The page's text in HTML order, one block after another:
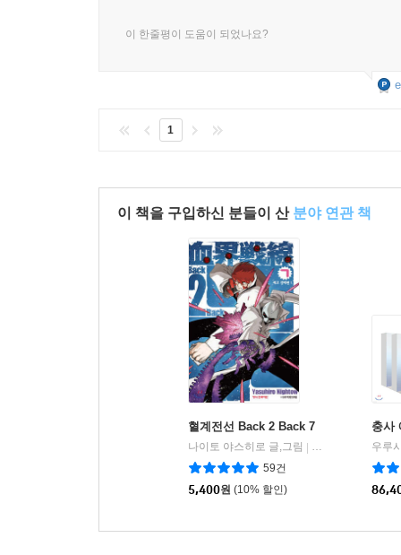
이 한줄평이 도움이 되었나요?
1
이 책을 구입하신 분들이 산 분야 연관 책
혈계전선 Back 2 Back 7
나이토 야스히로 글,그림
학산문화사
59건
5,400원 (10% 할인)
충사
우루